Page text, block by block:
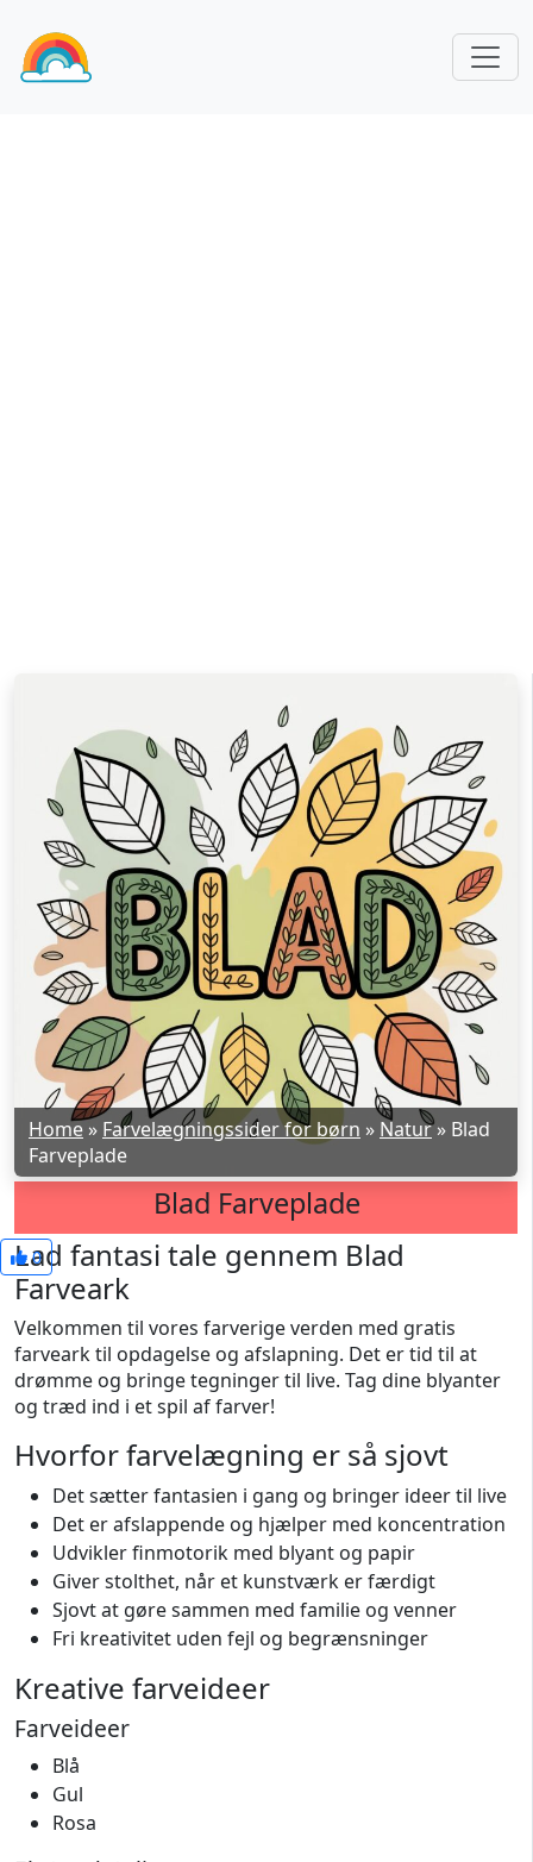
Home» Farvelægningssider for børn » Natur» Blad
Farveplade
Blad Farveplade
0
Lad fantasi tale gennem Blad
Farveark
Velkommen til vores farverige verden med gratis
farveark til opdagelse og afslapning. Det er tid til at
drømme og bringe tegninger til live. Tag dine blyanter
og træd ind i et spil af farver!
Hvorfor farvelægning er så sjovt
Det sætter fantasien i gang og bringer ideer til live
Det er afslappende og hjælper med koncentration
Udvikler finmotorik med blyant og papir
Giver stolthet, når et kunstværk er færdigt
Sjovt at gøre sammen med familie og venner
Fri kreativitet uden fejl og begrænsninger
Kreative farveideer
Farveideer
Blå
Gul
Rosa